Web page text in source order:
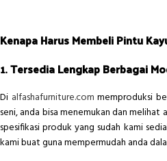
Kenapa Harus Membeli Pintu
1. Tersedia Lengkap Berbagai
Di alfashafurniture.com memproduksi
seni, anda bisa menemukan dan
spesifikasi produk yang sudah kami
kami buat guna mempermudah anda